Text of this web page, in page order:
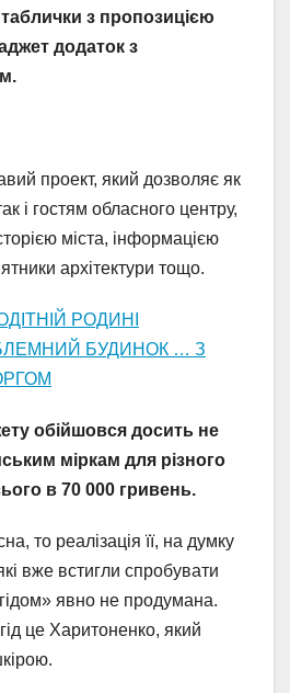
з пропозицією
додаток з
проект, який дозволяє як
і гостям обласного центру,
міста, інформацією
архітектури тощо.
РОДИНІ
БУДИНОК … З
обійшовся досить не
міркам для різного
в 70 000 гривень.
то реалізація її, на думку
вже встигли спробувати
явно не продумана.
це Харитоненко, який